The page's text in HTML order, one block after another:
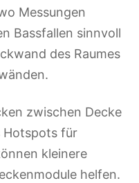
Messungen
Bassfallen sinnvoll
des Raumes
zwischen Decke
Hotspots für
kleinere
helfen.